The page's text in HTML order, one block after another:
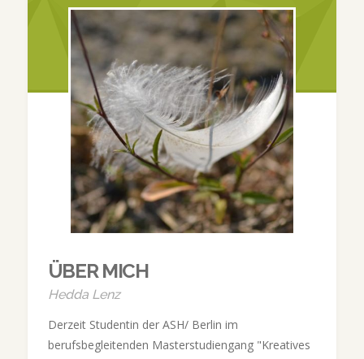
ÜBER MICH
Hedda Lenz
Derzeit Studentin der ASH/ Berlin im
berufsbegleitenden Masterstudiengang "Kreatives